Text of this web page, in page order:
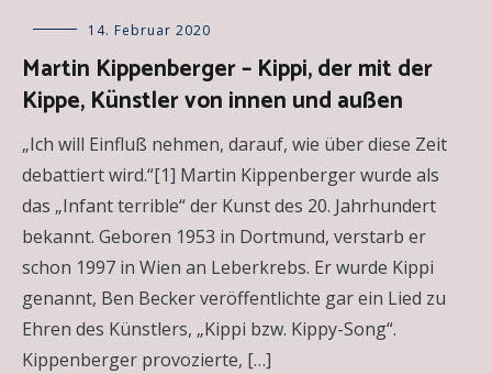
Allgemein ,
über
Kunstwerke ,
Essays ,
Kunstausstellungen
Künstlerportäts
14. Februar 2020
Martin Kippenberger – Kippi, der mit der
Kippe, Künstler von innen und außen
„Ich will Einfluß nehmen, darauf, wie über diese Zeit
debattiert wird.“[1] Martin Kippenberger wurde als
das „Infant terrible“ der Kunst des 20. Jahrhundert
bekannt. Geboren 1953 in Dortmund, verstarb er
schon 1997 in Wien an Leberkrebs. Er wurde Kippi
genannt, Ben Becker veröffentlichte gar ein Lied zu
Ehren des Künstlers, „Kippi bzw. Kippy-Song“.
Kippenberger provozierte, […]